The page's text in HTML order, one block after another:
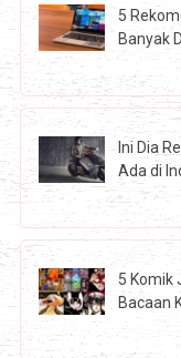
5
Banyak
Ini Dia
Ada di
5 Komik
Bacaan